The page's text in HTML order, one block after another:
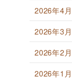
2026年4月
2026年3月
2026年2月
2026年1月